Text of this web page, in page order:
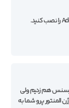
هم زدیم ولی
المنتور پرو شما به